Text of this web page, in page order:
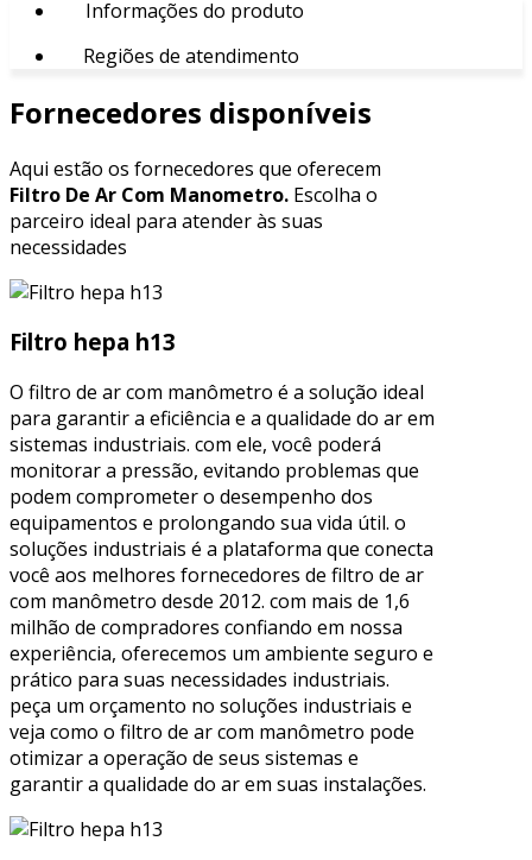
Informações do produto
Regiões de atendimento
Fornecedores disponíveis
Aqui estão os fornecedores que oferecem
Filtro De Ar Com Manometro. Escolha o
parceiro ideal para atender às suas
necessidades
Filtro hepa h13
O filtro de ar com manômetro é a solução ideal
para garantir a eficiência e a qualidade do ar em
sistemas industriais. com ele, você poderá
monitorar a pressão, evitando problemas que
podem comprometer o desempenho dos
equipamentos e prolongando sua vida útil. o
soluções industriais é a plataforma que conecta
você aos melhores fornecedores de filtro de ar
com manômetro desde 2012. com mais de 1,6
milhão de compradores confiando em nossa
experiência, oferecemos um ambiente seguro e
prático para suas necessidades industriais.
peça um orçamento no soluções industriais e
veja como o filtro de ar com manômetro pode
otimizar a operação de seus sistemas e
garantir a qualidade do ar em suas instalações.